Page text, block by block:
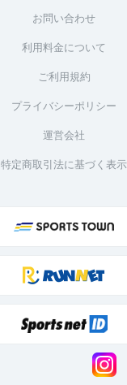
お問い合わせ
利用料金について
ご利用規約
プライバシーポリシー
運営会社
特定商取引法に基づく表示